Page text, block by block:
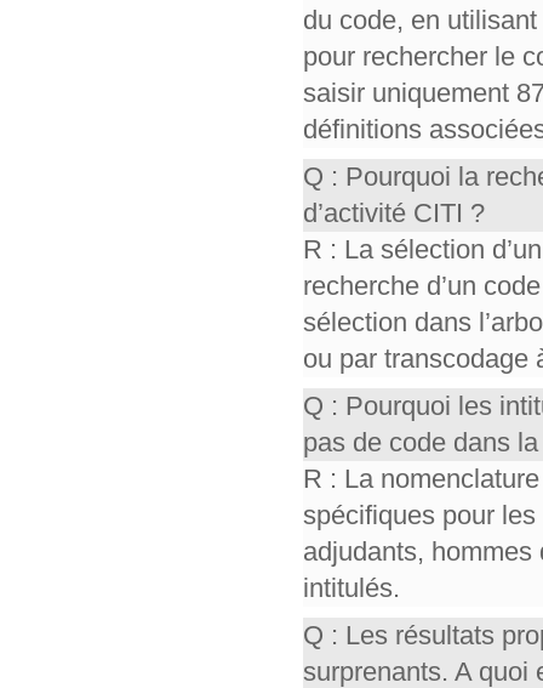
du code, en
pour rechercher le
saisir uniquement
définitions
Q : Pourquoi la
d’activité CITI ?
R : La sélection
recherche d’un
sélection dans
ou par transcodage
Q : Pourquoi les
pas de code dans
R : La
spécifiques pour
adjudants,
intitulés.
Q : Les résultats
surprenants. A quoi